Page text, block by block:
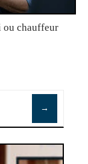
ou chauffeur